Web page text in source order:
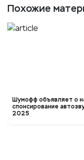
Похожие
Шумофф объявляет о
спонсирование
2025